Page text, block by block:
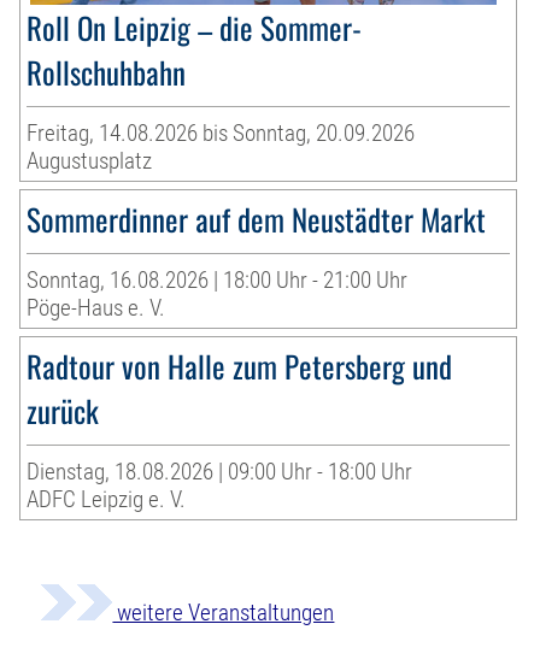
Roll On Leipzig – die Sommer-
Rollschuhbahn
Freitag, 14.08.2026 bis Sonntag, 20.09.2026
Augustusplatz
Sommerdinner auf dem Neustädter Markt
Sonntag, 16.08.2026 | 18:00 Uhr - 21:00 Uhr
Pöge-Haus e. V.
Radtour von Halle zum Petersberg und
zurück
Dienstag, 18.08.2026 | 09:00 Uhr - 18:00 Uhr
ADFC Leipzig e. V.
weitere Veranstaltungen